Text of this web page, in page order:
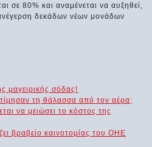
σε 80% και αναμένεται να αυξηθεί,
δεκάδων νέων μονάδων
μαγειρικής σόδας!
τη θάλασσα από τον αέρα;
να μειώσει το κόστος της
βραβείο καινοτομίας του ΟΗΕ